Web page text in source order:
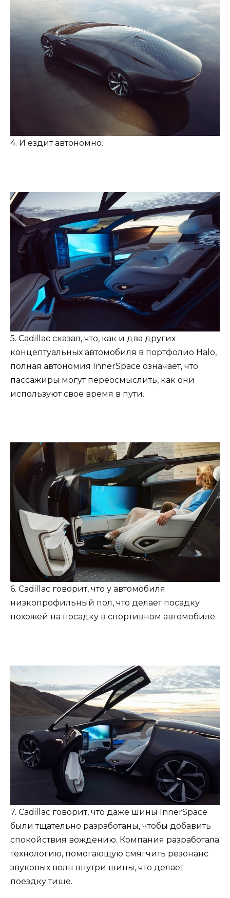
4. И ездит автономно.
5. Cadillac сказал, что, как и два других
концептуальных автомобиля в портфолио Halo,
полная автономия InnerSpace означает, что
пассажиры могут переосмыслить, как они
используют свое время в пути.
6. Cadillac говорит, что у автомобиля
низкопрофильный пол, что делает посадку
похожей на посадку в спортивном автомобиле.
7. Cadillac говорит, что даже шины InnerSpace
были тщательно разработаны, чтобы добавить
спокойствия вождению. Компания разработала
технологию, помогающую смягчить резонанс
звуковых волн внутри шины, что делает
поездку тише.